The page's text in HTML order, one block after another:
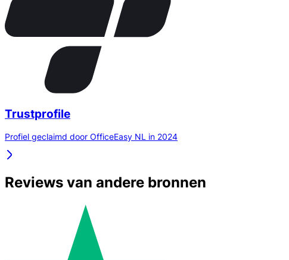
Trustprofile
Profiel geclaimd door OfficeEasy NL in 2024
Reviews van andere bronnen